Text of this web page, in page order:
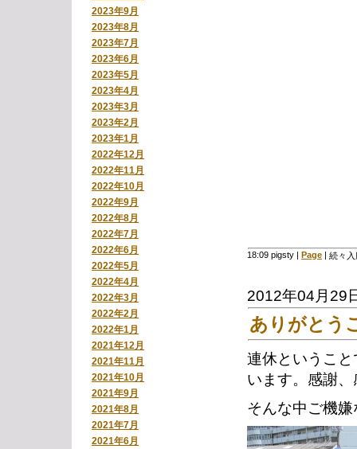
2023年9月
2023年8月
2023年7月
2023年6月
2023年5月
2023年4月
2023年3月
2023年2月
2023年1月
2022年12月
2022年11月
2022年10月
2022年9月
2022年8月
2022年7月
2022年6月
2022年5月
2022年4月
2022年3月
2022年2月
2022年1月
2021年12月
2021年11月
2021年10月
2021年9月
2021年8月
2021年7月
2021年6月
18:09 pigsty | Page | 続々入
2012年04月29
ありがとう
連休というこ
います。感謝
そんな中ご機